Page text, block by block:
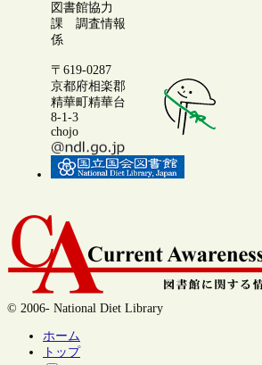
図書館協力
課 調査情報
係
〒619-0287
京都府相楽郡
精華町精華台
8-1-3
chojo
© 2006- National Diet Library
ホーム
トップ